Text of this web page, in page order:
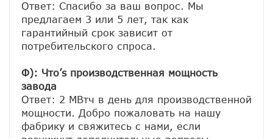
Ответ: Спасибо за ваш вопрос. Мы
предлагаем 3 или 5 лет, так как
гарантийный срок зависит от
потребительского спроса.
Ф): Что’s производственная мощность
завода
Ответ: 2 МВтч в день для производственной
мощности. Добро пожаловать на нашу
фабрику и свяжитесь с нами, если